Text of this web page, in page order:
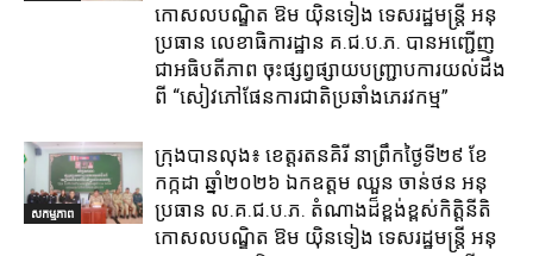
កោសលបណ្ឌិត​ ឱម​ យ៉ិនទៀង​ ទេសរដ្ឋមន្រ្តី​ អនុ
ប្រធាន​ លេខាធិការ​ដ្ឋាន​ គ.ជ.ប.ភ​. បានអញ្ជើញ
ជាអធិបតីភាព​ ចុះផ្សព្វផ្សាយ​បញ្ជ្រាប​ការ​យល់​ដឹង​
ពី​ “សៀវភៅផែនការជាតិប្រឆាំងភេរវកម្ម”
សកម្មភាព
ក្រុង​បាន​លុង​៖ ខេត្ត​រតនគិរី​ នាព្រឹកថ្ងៃទី២៩ ខែ
កក្កដា ឆ្នាំ២០២៦ ឯកឧត្តម​ ឈួន ចាន់ថន អនុ
ប្រធាន ល.គ.ជ.ប.ភ. តំណាង​ដ៏ខ្ពង់ខ្ពស់​កិត្តិនីតិ
កោសលបណ្ឌិត​ ឱម​ យ៉ិនទៀង​ ទេសរដ្ឋមន្រ្តី​ អនុ